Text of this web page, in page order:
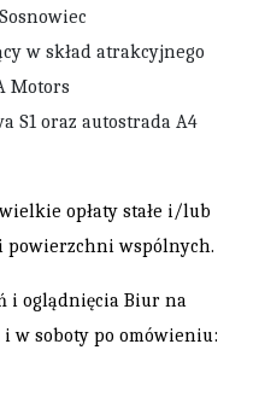
w skład atrakcyjnego
Motors
S1 oraz autostrada A4
opłaty stałe i/lub
powierzchni wspólnych.
i oglądnięcia Biur na
w soboty po omówieniu: